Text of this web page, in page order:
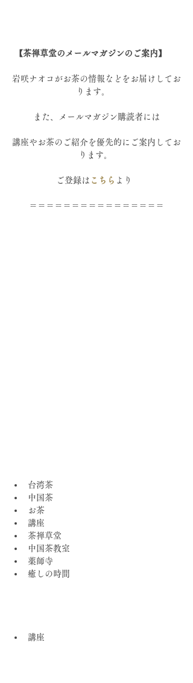
【茶禅草堂のメールマガジンのご案内】
岩咲ナオコがお茶の情報などをお届けしてお
ります。
また、メールマガジン購読者には
講座やお茶のご紹介を優先的にご案内してお
ります。
ご登録は こちら より
＝＝＝＝＝＝＝＝＝＝＝＝＝＝＝＝
台湾茶
中国茶
お茶
講座
茶禅草堂
中国茶教室
薬師寺
癒しの時間
講座